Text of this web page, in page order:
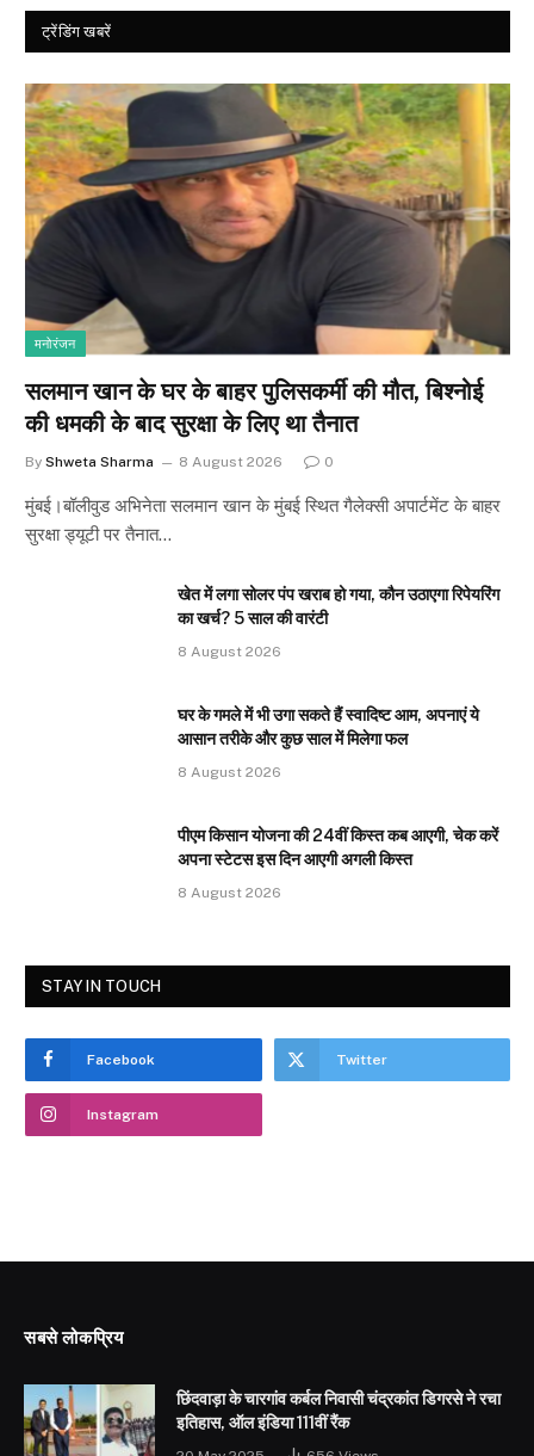
ट्रेंडिंग खबरें
मनोरंजन
सलमान खान के घर के बाहर पुलिसकर्मी की मौत, बिश्नोई
की धमकी के बाद सुरक्षा के लिए था तैनात
By Shweta Sharma 8 August 2026 0
मुंबई।बॉलीवुड अभिनेता सलमान खान के मुंबई स्थित गैलेक्सी अपार्टमेंट के बाहर
सुरक्षा ड्यूटी पर तैनात…
खेत में लगा सोलर पंप खराब हो गया, कौन उठाएगा रिपेयरिंग
का खर्च? 5 साल की वारंटी
8 August 2026
घर के गमले में भी उगा सकते हैं स्वादिष्ट आम, अपनाएं ये
आसान तरीके और कुछ साल में मिलेगा फल
8 August 2026
पीएम किसान योजना की 24वीं किस्त कब आएगी, चेक करें
अपना स्टेटस इस दिन आएगी अगली किस्त
8 August 2026
STAY IN TOUCH
Facebook Twitter
Instagram
सबसे लोकप्रिय
छिंदवाड़ा के चारगांव कर्बल निवासी चंद्रकांत डिगरसे ने रचा
इतिहास, ऑल इंडिया 111वीं रैंक